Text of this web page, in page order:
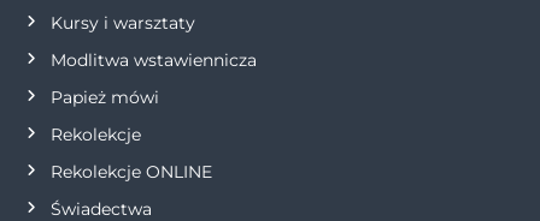
p
i
s
u
Kursy i warsztaty
Modlitwa wstawiennicza
Papież mówi
Rekolekcje
Rekolekcje ONLINE
Świadectwa